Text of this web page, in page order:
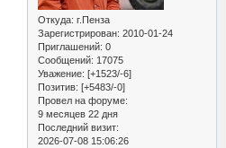
Откуда: г.Пенза
Зарегистрирован: 2010-01-24
Приглашений: 0
Сообщений: 17075
Уважение: [+1523/-6]
Позитив: [+5483/-0]
Провел на форуме:
9 месяцев 22 дня
Последний визит:
2026-07-08 15:06:26